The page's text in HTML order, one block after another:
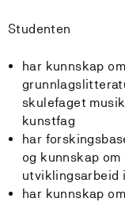
Studenten
har kunnskap
skulefaget
kunstfag
har
og kunnskap
utviklingsarbeid
har kunnskap